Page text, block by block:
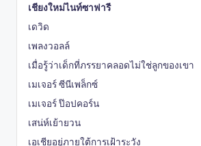
เชียงใหม่ไนท์ซาฟารี
เดวิด
เพลงวอลล์
เมื่อรู้ว่าเด็กที่ภรรยาคลอดไม่ใช่ลูกของเขา
เมเจอร์ ซีนีเพล็กซ์
เมเจอร์ ป๊อปคอร์น
เสน่ห์เย้ายวน
เอเชียอยู่ภายใต้การเฝ้าระวัง